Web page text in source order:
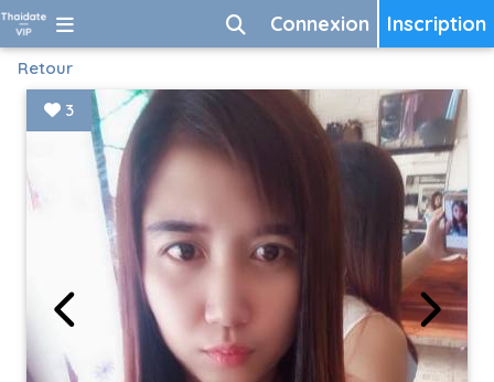
Inscription
Connexion
Retour
3